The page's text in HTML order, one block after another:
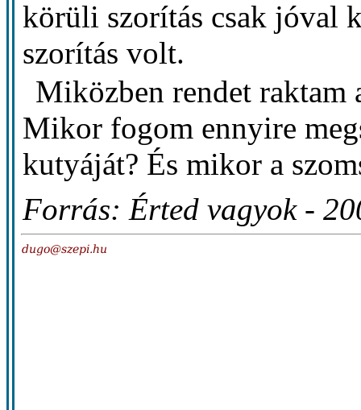
körüli szorítás csak jóval
szorítás volt.
Miközben rendet raktam
Mikor fogom ennyire
kutyáját? És mikor a
Forrás: Érted vagyok -